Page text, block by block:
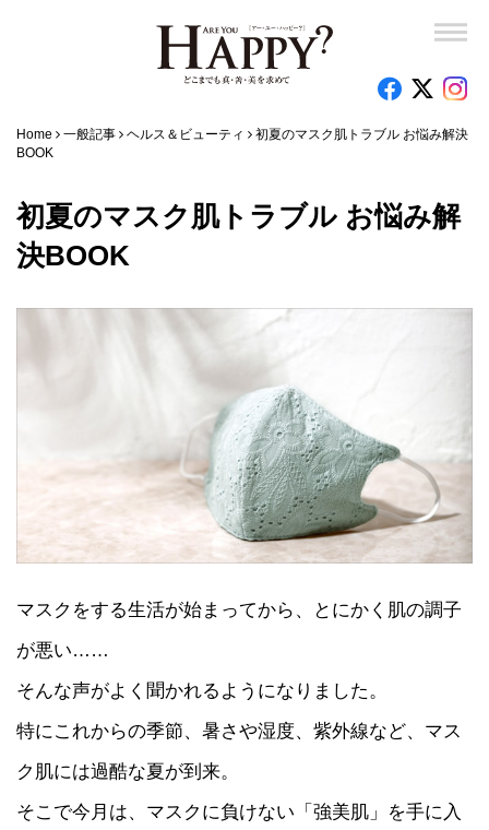
Home 一般記事 ヘルス＆ビューティ
初夏のマスク肌トラブル お悩み解決
BOOK
初夏のマスク肌トラブル お悩み解
決BOOK
マスクをする生活が始まってから、とにかく肌の調子
が悪い……
そんな声がよく聞かれるようになりました。
特にこれからの季節、暑さや湿度、紫外線など、マス
ク肌には過酷な夏が到来。
そこで今月は、マスクに負けない「強美肌」を手に入